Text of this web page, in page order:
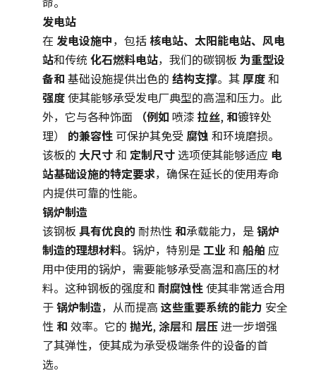
发电站
在 发电设施中，包括核电站、太阳能电站、风电
站和传统化石燃料电站，我们的碳钢板 为重型设
备和 基础设施提供出色的 结构支撑。其厚度和
强度使其能够承受发电厂典型的高温和压力。此
外，它与各种饰面
（例如 喷漆 拉丝, 和镀锌处
理） 的兼容性 可保护其免受 腐蚀 和环境磨损。
该板的 大尺寸和 定制尺寸选项使其能够适应 电
站基础设施的特定要求，确保在延长的使用寿命
内提供可靠的性能。
锅炉制造
该钢板 具有优良的 耐热性 和承载能力，是锅炉
制造的理想材料。锅炉，特别是工业和 船舶 应
用中使用的锅炉，需要能够承受高温和高压的材
料。这种钢板的强度和 耐腐蚀性使其非常适合用
于锅炉制造，从而提高 这些重要系统的能力 安全
性 和 效率。它的 抛光,涂层和 层压进一步增强
了其弹性，使其成为承受极端条件的设备的首
选。